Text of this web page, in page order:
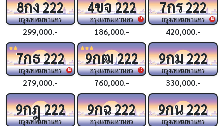
8กง222
กรุงเทพมหานคร
299,000.-
18
4ขจ222
กรุงเทพมหานคร
186,000.-
18
7กร222
กรุงเทพมหานคร
420,000.-
18
7กธ222
กรุงเทพมหานคร
279,000.-
19
9กฒ222
กรุงเทพมหานคร
760,000.-
9กม222
กรุงเทพมหานคร
330,000.-
9กฎ222
กรุงเทพมหานคร
9กฉ222
กรุงเทพมหานคร
9กน222
กรุงเทพมหานคร